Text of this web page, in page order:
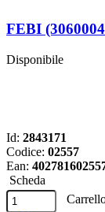
FEBI
Disponibile
Id: 2843171
Codice: 02557
Ean:
Scheda